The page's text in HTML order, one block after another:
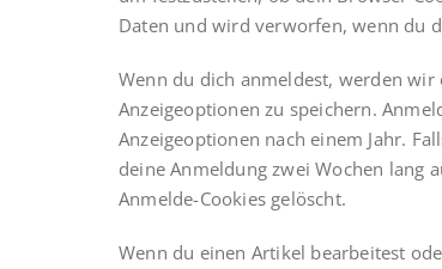
Daten und wird verworfen, wenn du
Wenn du dich anmeldest, werden
Anzeigeoptionen zu speichern.
Anzeigeoptionen nach einem Jahr.
deine Anmeldung zwei Wochen lang
Anmelde-Cookies gelöscht.
Wenn du einen Artikel bearbeitest